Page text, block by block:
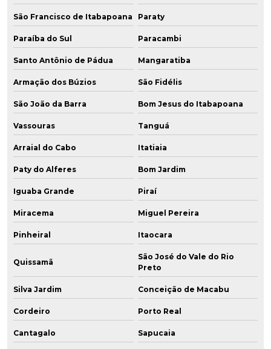
São Francisco de Itabapoana Paraty
Paraíba do Sul Paracambi
Santo Antônio de Pádua Mangaratiba
Armação dos Búzios São Fidélis
São João da Barra Bom Jesus do Itabapoana
Vassouras Tanguá
Arraial do Cabo Itatiaia
Paty do Alferes Bom Jardim
Iguaba Grande Piraí
Miracema Miguel Pereira
Pinheiral Itaocara
Quissamã
São José do Vale do Rio
Preto
Silva Jardim Conceição de Macabu
Cordeiro Porto Real
Cantagalo Sapucaia